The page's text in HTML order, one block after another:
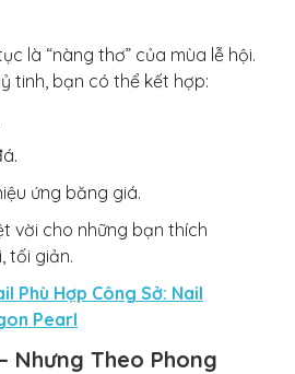
là “nàng thơ” của mùa lễ hội.
tinh, bạn có thể kết hợp:
ứng băng giá.
vời cho những bạn thích
tối giản.
Phù Hợp Công Sở: Nail
Pearl
Nhưng Theo Phong